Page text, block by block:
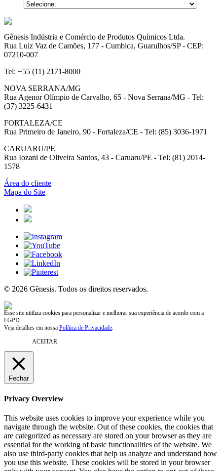
Gênesis Indústria e Comércio de Produtos Químicos Ltda.
Rua Luiz Vaz de Camões, 177 - Cumbica, Guarulhos/SP - CEP:
07210-007
Tel: +55 (11) 2171-8000
NOVA SERRANA/MG
Rua Agenor Olímpio de Carvalho, 65 - Nova Serrana/MG - Tel:
(37) 3225-6431
FORTALEZA/CE
Rua Primeiro de Janeiro, 90 - Fortaleza/CE - Tel: (85) 3036-1971
CARUARU/PE
Rua Iozani de Oliveira Santos, 43 - Caruaru/PE - Tel: (81) 2014-
1578
Área do cliente
Mapa do Site
© 2026 Gênesis. Todos os direitos reservados.
Esse site utitliza cookies para personalizar e melhorar sua experiência de acordo com a
LGPD.
Veja detalhes em nossa Política de Privacidade.
ACEITAR
Fechar
Privacy Overview
This website uses cookies to improve your experience while you
navigate through the website. Out of these cookies, the cookies that
are categorized as necessary are stored on your browser as they are
essential for the working of basic functionalities of the website. We
also use third-party cookies that help us analyze and understand how
you use this website. These cookies will be stored in your browser